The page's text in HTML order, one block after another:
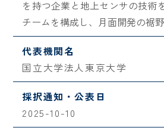
を持つ企業と地上センサの技術
チームを構成し、月面開発の裾
代表機関名
国立大学法人東京大学
採択通知・公表日
2025-10-10